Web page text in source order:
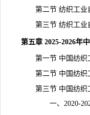
第二节 纺织工业
第三节 纺织工业
第五章 2025-2026年
第一节 中国纺织
第二节 中国纺织
第三节 中国纺织
一、2020-2025年